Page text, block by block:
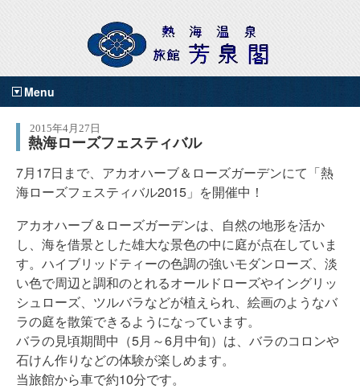
Menu
2015年4月27日
熱海ローズフェスティバル
7月17日まで、アカオハーブ＆ローズガーデンにて「熱
海ローズフェスティバル2015」を開催中！
アカオハーブ＆ローズガーデンは、自然の地形を活か
し、海を借景とした雄大な景色の中に庭が点在していま
す。ハイブリッドティーの色調の強いモダンローズ、淡
い色で周辺と調和のとれるオールドローズやイングリッ
シュローズ、ツルバラなどが植えられ、絵画のようなバ
ラの庭を散策できるようになっています。
バラの見頃期間中（5月～6月中旬）は、バラのコロンや
石けん作りなどの体験が楽しめます。
当旅館から車で約10分です。